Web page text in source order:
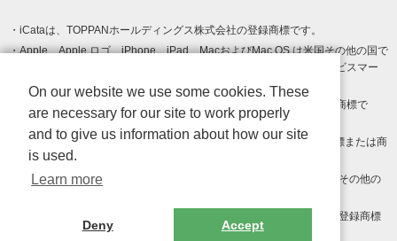
iCataは、TOPPANホールディングス株式会社の登録商標です。
Apple、Apple ロゴ、iPhone、iPad、MacおよびMac OS は米国その他の国で
登録された Apple Inc. の商標です。App Store は Apple Inc. のサービスマー
クです。
Android、Google Play および Google Play ロゴ は Google LLC の商標で
す。
Windows は Microsoft Inc.の米国およびその他の国における登録商標または商
標です。
Adobe、Adobe Reader、Adobe PDF は、Adobe Inc.の米国およびその他の
その他、記載されている会社名、商品名、ロゴは各社の商標または登録商標
On our website we use some cookies. These
are necessary for our site to work properly
and to give us information about how our site
is used.
Learn more
Deny Accept